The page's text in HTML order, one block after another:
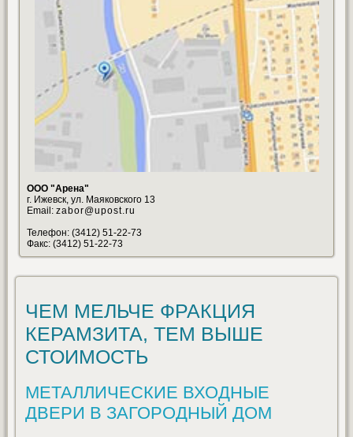
ООО "Арена"
г. Ижевск, ул. Маяковского 13
Email: zabor@upost.ru
Телефон: (3412) 51-22-73
Факс: (3412) 51-22-73
ЧЕМ МЕЛЬЧЕ ФРАКЦИЯ
КЕРАМЗИТА, ТЕМ ВЫШЕ
СТОИМОСТЬ
МЕТАЛЛИЧЕСКИЕ ВХОДНЫЕ
ДВЕРИ В ЗАГОРОДНЫЙ ДОМ